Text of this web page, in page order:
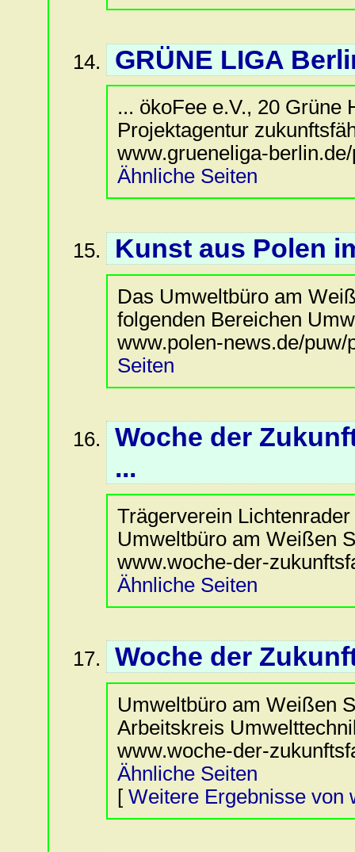
GRÜNE LIGA
... ökoFee e.V., 20 Grüne
Projektagentur
www.grueneliga-
Ähnliche Seiten
Kunst aus Polen
Das Umweltbüro am
folgenden Bereichen
www.polen-news.de/
Seiten
Woche der
...
Trägerverein
Umweltbüro am Weißen
www.woche-der-
Ähnliche Seiten
Woche der
Umweltbüro am Weißen
Arbeitskreis
www.woche-der-
Ähnliche Seiten
[ Weitere Ergebnisse von